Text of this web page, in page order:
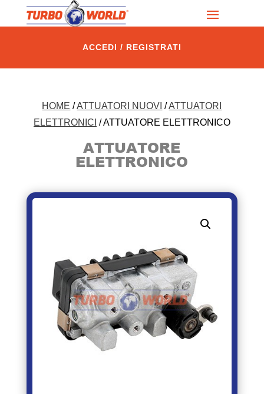
ACCEDI / REGISTRATI
HOME /ATTUATORI NUOVI /ATTUATORI
ELETTRONICI / ATTUATORE ELETTRONICO
ATTUATORE
ELETTRONICO